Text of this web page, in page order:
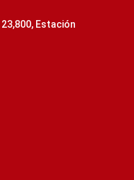
Estación